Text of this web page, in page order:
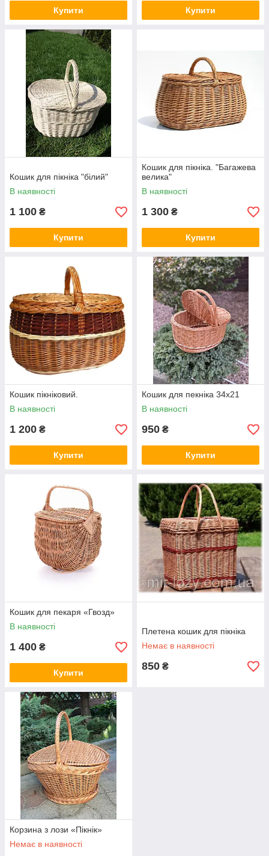
Купити Купити
Кошик для пікніка "білий"
В наявності
1 100 ₴
Купити
Кошик для пікніка. "Багажева
велика"
В наявності
1 300 ₴
Купити
Кошик пікніковий.
В наявності
1 200 ₴
Купити
Кошик для пекніка 34х21
В наявності
950 ₴
Купити
Кошик для пекаря «Гвозд»
В наявності
1 400 ₴
Купити
Плетена кошик для пікніка
Немає в наявності
850 ₴
Корзина з лози «Пікнік»
Немає в наявності